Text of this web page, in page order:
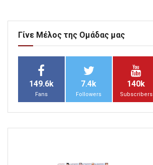
Γίνε Μέλος της Ομάδας μας
149.6k
Fans
7.4k
Followers
140k
Subscribers